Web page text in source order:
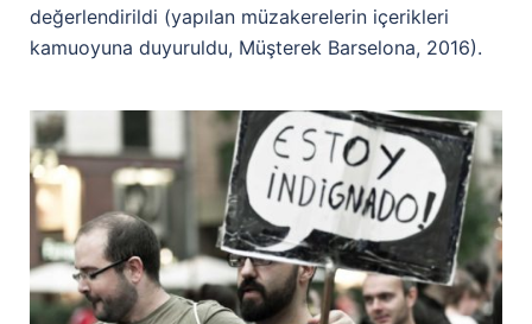
değerlendirildi (yapılan müzakerelerin içerikleri
kamuoyuna duyuruldu, Müşterek Barselona, 2016).